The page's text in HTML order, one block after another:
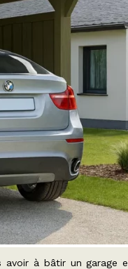
à bâtir un garage